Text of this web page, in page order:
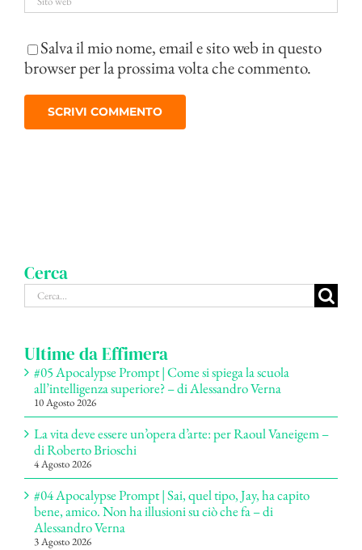
Salva il mio nome, email e sito web in questo
browser per la prossima volta che commento.
Cerca
Cerca
per:
Ultime da Effimera
#05 Apocalypse Prompt | Come si spiega la scuola
all’intelligenza superiore? – di Alessandro Verna
10 Agosto 2026
La vita deve essere un’opera d’arte: per Raoul Vaneigem –
di Roberto Brioschi
4 Agosto 2026
#04 Apocalypse Prompt | Sai, quel tipo, Jay, ha capito
bene, amico. Non ha illusioni su ciò che fa – di
Alessandro Verna
3 Agosto 2026